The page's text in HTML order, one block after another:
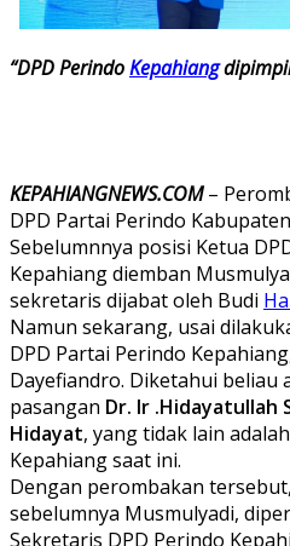
“DPD PerindoKepahiang
KEPAHIANGNEWS.COM–
DPD Partai Perindo
Sebelumnnya posisi Ketua
Kepahiang diemban
sekretaris dijabat oleh Budi
Namun sekarang, usai
DPD Partai Perindo
Dayefiandro. Diketahui beliau
pasangan Dr. Ir .Hidayatullah
Hidayat, yang tidak lain
Kepahiang saat ini.
Dengan perombakan
sebelumnya Musmulyadi,
Sekretaris DPD Perindo